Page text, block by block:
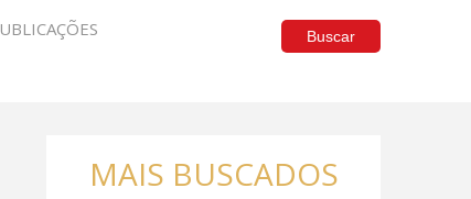
Buscar
MAIS BUSCADOS